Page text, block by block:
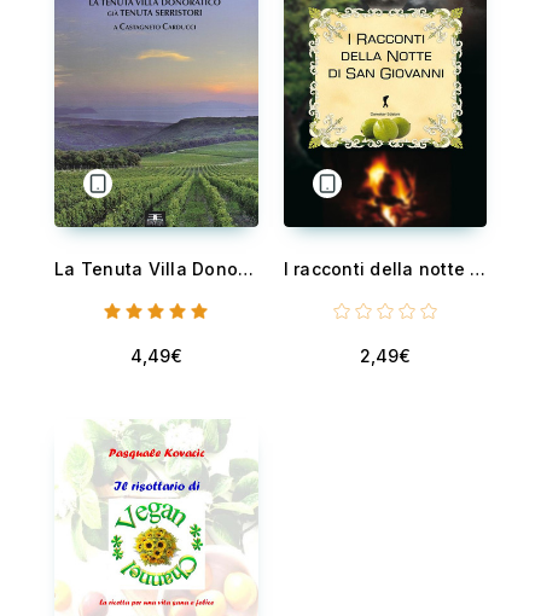
La Tenuta Villa Donoratico già Tenuta Serristori a Castagneto Carducci
4,49€
I racconti della notte di San Giovanni - Venti racconti sul Nocino e la notte delle streghe
2,49€